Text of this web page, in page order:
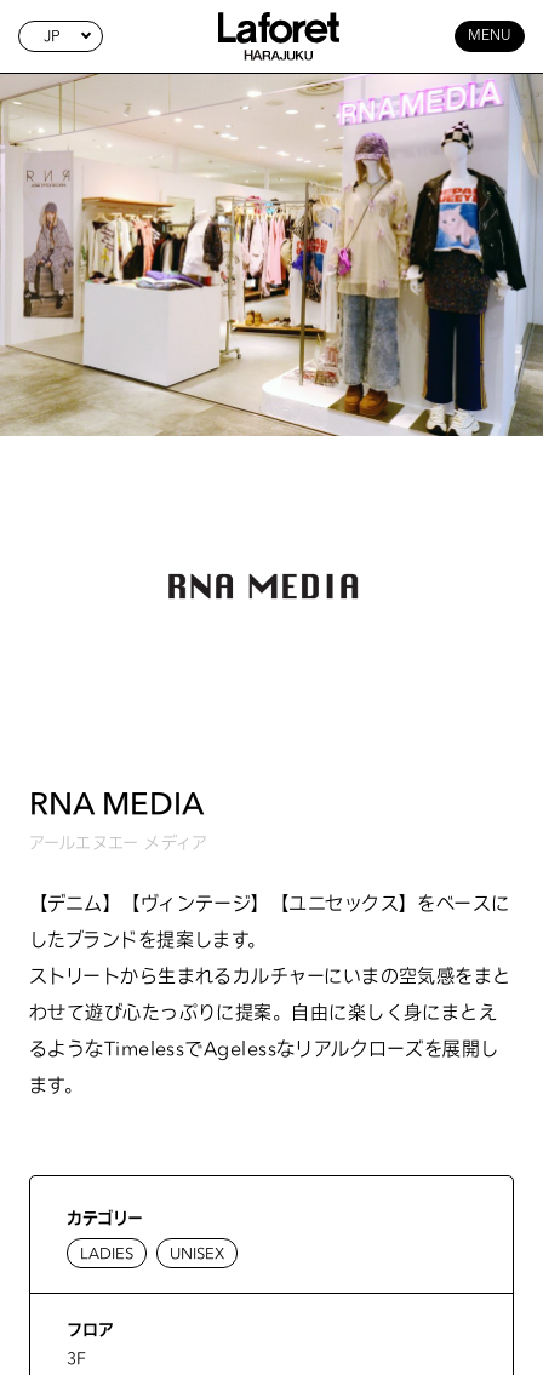
JP MENU
RNA MEDIA
アールエヌエー メディア
【デニム】【ヴィンテージ】【ユニセックス】をベースに
したブランドを提案します。
ストリートから生まれるカルチャーにいまの空気感をまと
わせて遊び心たっぷりに提案。自由に楽しく身にまとえ
るようなTimelessでAgelessなリアルクローズを展開し
ます。
カテゴリー
LADIES UNISEX
フロア
3F